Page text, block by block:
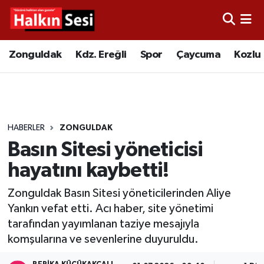
Zonguldak Kdz. Ereğli Spor Çaycuma Kozlu
HABERLER ZONGULDAK
Basın Sitesi yöneticisi
hayatını kaybetti!
Zonguldak Basın Sitesi yöneticilerinden Aliye
Yankın vefat etti. Acı haber, site yönetimi
tarafından yayımlanan taziye mesajıyla
komşularına ve sevenlerine duyuruldu.
Video
Çaycuma
Alaplı
Asayiş
Bartın
Merkez Hava Durumu
Tüm Manşetler
Son Dakika Haberleri
Haber Arşivi